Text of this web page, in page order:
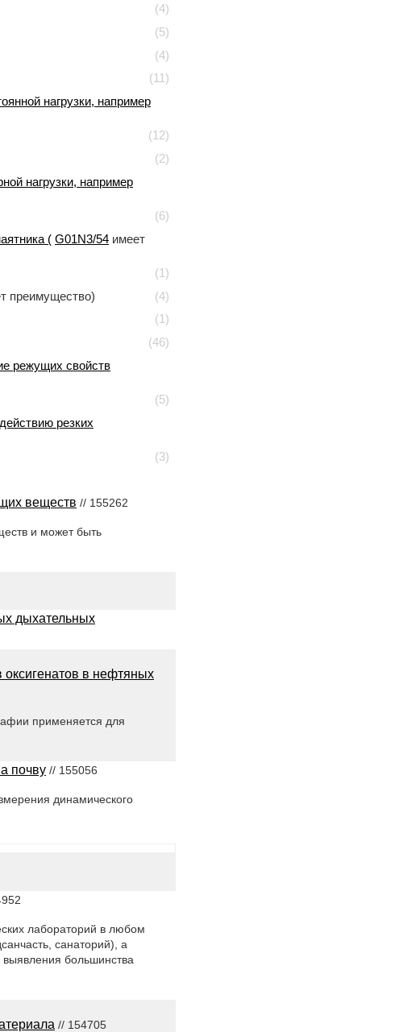
(4)
(5)
(4)
(11)
нагрузки, например
(12)
(2)
нагрузки, например
(6)
( G01N3/54 имеет
(1)
преимущество)
(4)
(1)
(46)
режущих свойств
(5)
резких
(3)
веществ // 155262
и может быть
дыхательных
в нефтяных
применяется для
почву // 155056
динамического
лабораторий в любом
санаторий), а
большинства
// 154705